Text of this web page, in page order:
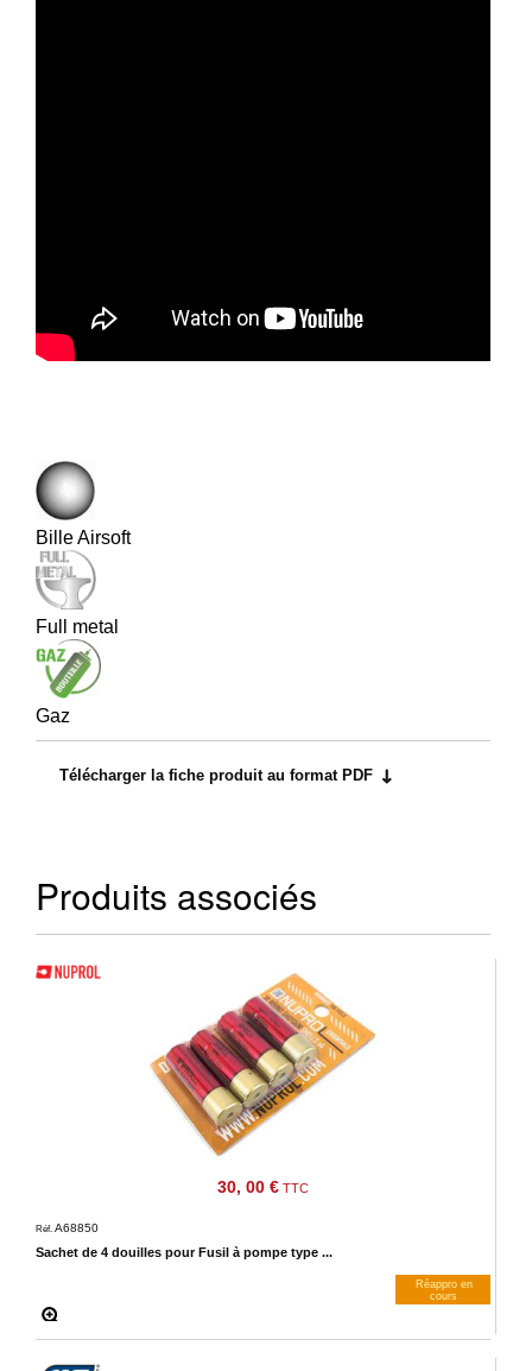
Bille Airsoft
Full metal
Gaz
Télécharger la fiche produit au format PDF
Produits associés
30, 00 € TTC
Sachet de 4 douilles pour Fusil à pompe type ...
Réf. A68850
Réappro en
cours
M’avertir dès dispos